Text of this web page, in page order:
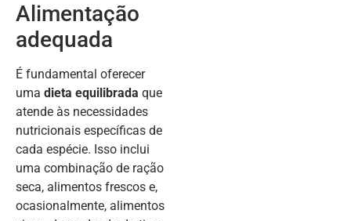
Alimentação
adequada
É fundamental oferecer
uma dieta equilibrada que
atende às necessidades
nutricionais específicas de
cada espécie. Isso inclui
uma combinação de ração
seca, alimentos frescos e,
ocasionalmente, alimentos